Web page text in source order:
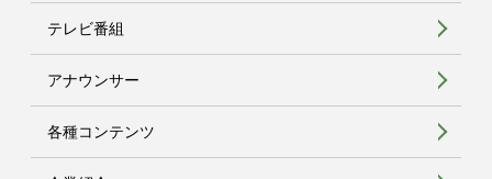
テレビ番組
アナウンサー
各種コンテンツ